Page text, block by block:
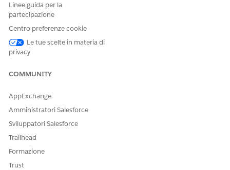
Questa azione esegue uno o
più modelli di prompt?
QUESTO ARTICOLO HA RISOLTO IL PROBLEMA?
Linee guida per la
partecipazione
Centro preferenze cookie
Le tue scelte in materia di
privacy
COMMUNITY
AppExchange
Amministratori Salesforce
Sviluppatori Salesforce
Trailhead
Formazione
Trust